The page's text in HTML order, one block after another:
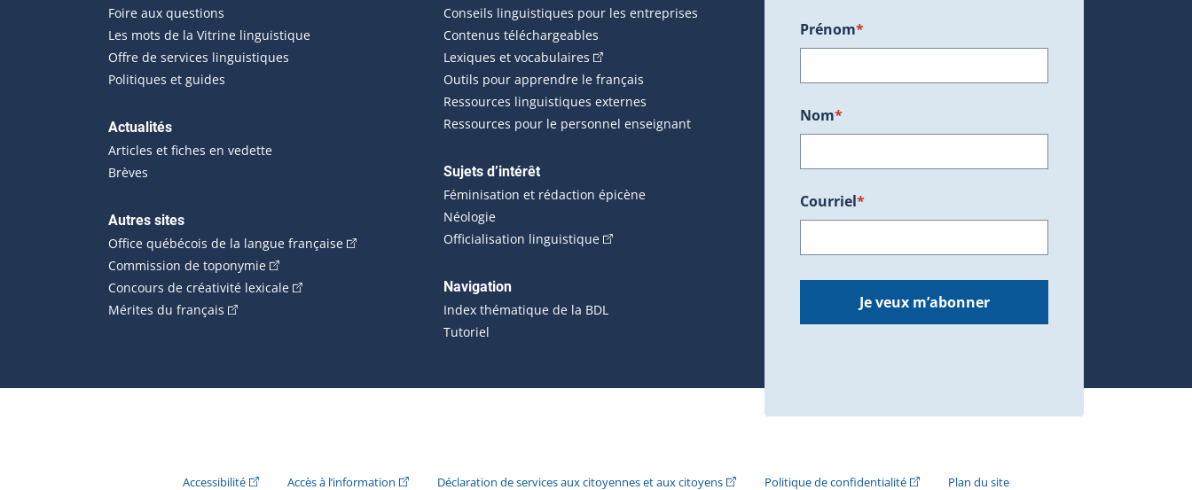
Foire aux questions
Les mots de la Vitrine linguistique
Offre de services linguistiques
Politiques et guides
Actualités
Articles et fiches en vedette
Brèves
Autres sites
Office québécois de la langue française(Cet hyperlien externe s'ouvrira dans une nouvelle fenêtre.)
Commission de toponymie(Cet hyperlien externe s'ouvrira dans une nouvelle fenêtre.)
Concours de créativité lexicale(Cet hyperlien externe s'ouvrira dans une nouvelle fenêtre.)
Mérites du français (Cet hyperlien externe s'ouvrira dans une nouvelle fenêtre.)
Conseils linguistiques pour les entreprises
Contenus téléchargeables
Lexiques et vocabulaires (Cet hyperlien externe s'ouvrira dans une nouvelle fenêtre.)
Outils pour apprendre le français
Ressources linguistiques externes
Ressources pour le personnel enseignant
Sujets d’intérêt
Féminisation et rédaction épicène
Néologie
Officialisation linguistique(Cet hyperlien externe s'ouvrira dans une nouvelle fenêtre.)
Navigation
Index thématique de la BDL
Tutoriel
Prénom*
Nom*
Courriel*
Je veux m’abonner
Accessibilité(Cet hyperlien externe s'ouvrira dans une nouvelle fenêtre.)
Accès à l’information (Cet hyperlien externe s'ouvrira dans une nouvelle fenêtre.)
Déclaration de services aux citoyennes et aux citoyens(Cet hyperlien externe s'ouvrira dans une nouvelle fenêtre.)
Politique de confidentialité(Cet hyperlien externe s'ouvrira dans une nouvelle
Plan du site